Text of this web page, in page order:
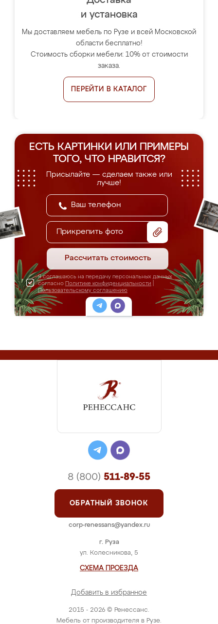
и установка
Мы доставляем мебель по Рузе и всей Московской
области бесплатно!
Стоимость сборки мебели: 10% от стоимости
заказа.
ПЕРЕЙТИ В КАТАЛОГ
ЕСТЬ КАРТИНКИ ИЛИ ПРИМЕРЫ
ТОГО, ЧТО НРАВИТСЯ?
Присылайте — сделаем также или
лучше!
Прикрепить фото
Рассчитать стоимость
Я соглашаюсь на передачу персональных данных
согласно Политике конфиденциальности
Пользовательскому соглашению
2015 - 2026 © Ренессанс.
Мебель от производителя в Рузе.
г. Руза
ул. Колесникова, 5
СХЕМА ПРОЕЗДА
Добавить в избранное
8 (800) 511-89-55
ОБРАТНЫЙ ЗВОНОК
corp-renessans@yandex.ru